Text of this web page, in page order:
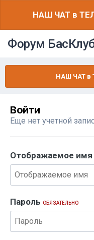
НАШ ЧАТ в
Форум
НАШ ЧАТ в
Войти
Еще нет учетной
Отображаемое имя
Пароль ОБЯЗАТЕЛЬНО